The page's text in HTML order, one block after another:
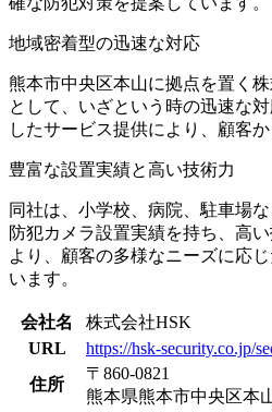
地域密着型の迅速な対応
熊本市中央区本山に拠点を置く
として、いざという時の迅速な
したサービス提供により、顧客
豊富な設置実績と高い技術力
同社は、小学校、病院、駐車場
防犯カメラ設置実績を持ち、高
より、顧客の多様なニーズに応
います。
会社名
株式会社HSK
URL
https://hsk-security.co.jp/
住所
〒860-0821
熊本県熊本市中央区本